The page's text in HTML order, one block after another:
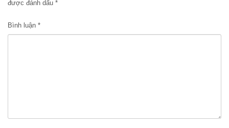
được đánh dấu *
Bình luận *